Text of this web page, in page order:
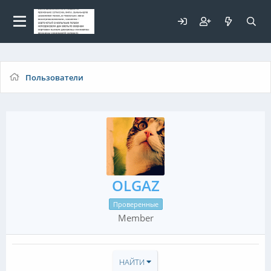
Пользователи
OLGAZ
Проверенные
Member
НАЙТИ
Для любых предложений по
сайту: elaizik@cp9.ru